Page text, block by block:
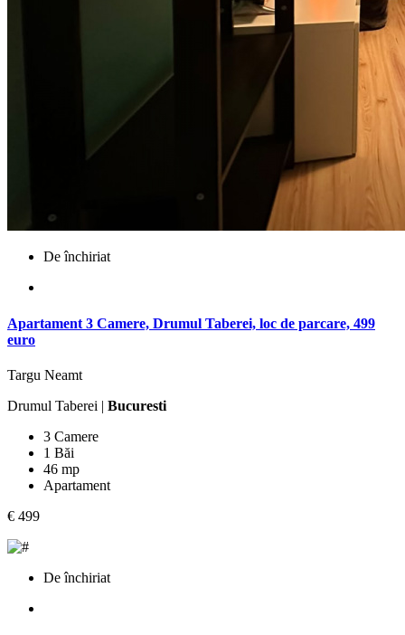
De închiriat
Apartament 3 Camere, Drumul Taberei, loc de parcare, 499
euro
Targu Neamt
Drumul Taberei | Bucuresti
3 Camere
1 Băi
46 mp
Apartament
€ 499
De închiriat